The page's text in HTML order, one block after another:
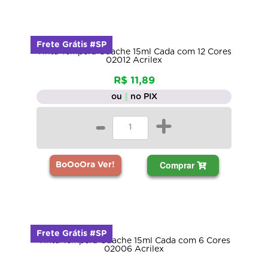
Tinta Tempera Guache 15ml Cada com 12 Cores
02012 Acrilex
R$ 11,89
ou no PIX
- +
BoOoOra Ver! Comprar
Frete Grátis #SP
Tinta Tempera Guache 15ml Cada com 6 Cores
02006 Acrilex
Frete Grátis #SP